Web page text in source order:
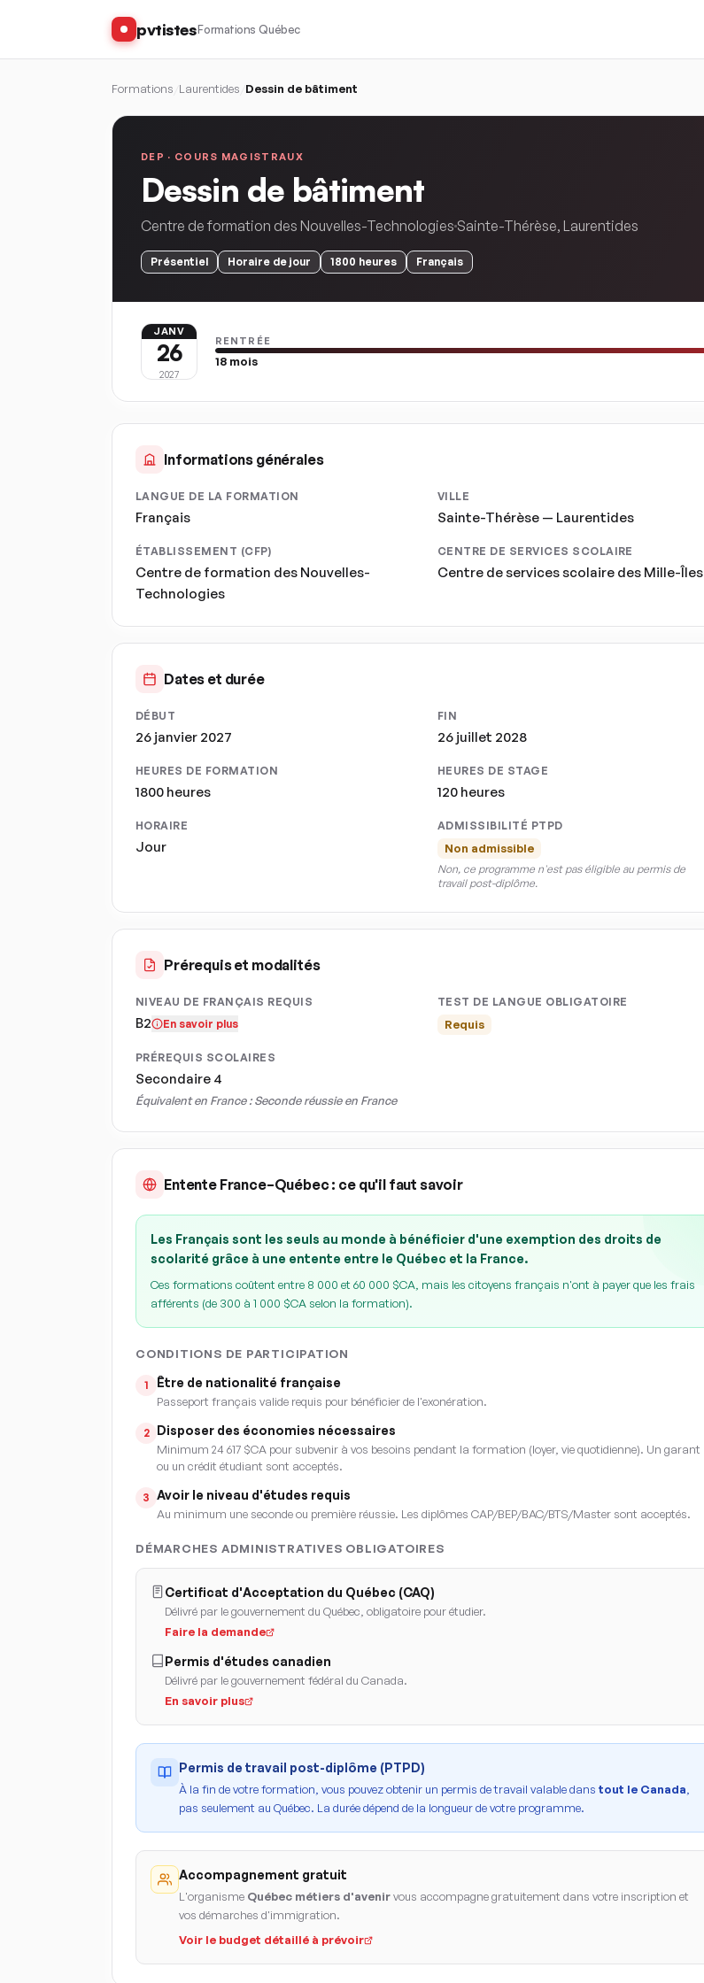
pvtistesFormations Québec
Formations Laurentides Dessin de bâtiment
DEP · COURS MAGISTRAUX
Dessin de bâtiment
Centre de formation des Nouvelles-Technologies Sainte-Thérèse, Laurentides
Présentiel Horaire de jour 1800 heures Français
JANV
26
2027
RENTRÉE
18 mois
Informations générales
LANGUE DE LA FORMATION
Français
VILLE
Sainte-Thérèse — Laurentides
ÉTABLISSEMENT (CFP)
Centre de formation des Nouvelles-
Technologies
CENTRE DE SERVICES SCOLAIRE
Centre de services scolaire des Mille-Îles
Dates et durée
DÉBUT
26 janvier 2027
FIN
26 juillet 2028
HEURES DE FORMATION
1800 heures
HEURES DE STAGE
120 heures
HORAIRE
Jour
ADMISSIBILITÉ PTPD
Non admissible
Non, ce programme n'est pas éligible au permis de
travail post-diplôme.
Prérequis et modalités
NIVEAU DE FRANÇAIS REQUIS
B2 En savoir plus
TEST DE LANGUE OBLIGATOIRE
Requis
PRÉREQUIS SCOLAIRES
Secondaire 4
Équivalent en France :Seconde réussie en France
Entente France–Québec : ce qu'il faut savoir
Les Français sont les seuls au monde à bénéficier d'une exemption des droits de
scolarité grâce à une entente entre le Québec et la France.
Ces formations coûtent entre 8 000 et 60 000 $CA, mais les citoyens français n'ont à payer que les frais
afférents (de 300 à 1 000 $CA selon la formation).
CONDITIONS DE PARTICIPATION
1 Être de nationalité française
Passeport français valide requis pour bénéficier de l'exonération.
2 Disposer des économies nécessaires
Minimum 24 617 $CA pour subvenir à vos besoins pendant la formation (loyer, vie quotidienne). Un garant
ou un crédit étudiant sont acceptés.
3 Avoir le niveau d'études requis
Au minimum une seconde ou première réussie. Les diplômes CAP/BEP/BAC/BTS/Master sont acceptés.
DÉMARCHES ADMINISTRATIVES OBLIGATOIRES
Certificat d'Acceptation du Québec (CAQ)
Délivré par le gouvernement du Québec, obligatoire pour étudier.
Faire la demande
Permis d'études canadien
Délivré par le gouvernement fédéral du Canada.
En savoir plus
Permis de travail post-diplôme (PTPD)
À la fin de votre formation, vous pouvez obtenir un permis de travail valable dans tout le Canada
pas seulement au Québec. La durée dépend de la longueur de votre programme.
Accompagnement gratuit
L'organisme Québec métiers d'avenirvous accompagne gratuitement dans votre inscription et
vos démarches d'immigration.
Voir le budget détaillé à prévoir